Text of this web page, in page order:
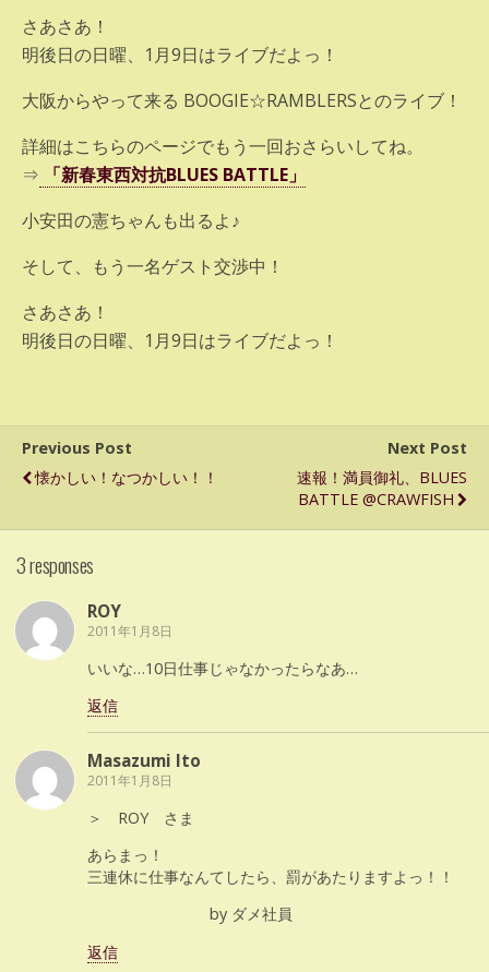
さあさあ！
明後日の日曜、1月9日はライブだよっ！
大阪からやって来る BOOGIE☆RAMBLERSとのライブ！
詳細はこちらのページでもう一回おさらいしてね。
⇒ 「新春東西対抗BLUES BATTLE」
小安田の憲ちゃんも出るよ♪
そして、もう一名ゲスト交渉中！
さあさあ！
明後日の日曜、1月9日はライブだよっ！
Previous Post
懐かしい！なつかしい！！
Next Post
速報！満員御礼、BLUES
BATTLE @CRAWFISH
3 responses
ROY
2011年1月8日
いいな…10日仕事じゃなかったらなあ…
返信
Masazumi Ito
2011年1月8日
＞ ROY さま
あらまっ！
三連休に仕事なんてしたら、罰があたりますよっ！！
by ダメ社員
返信